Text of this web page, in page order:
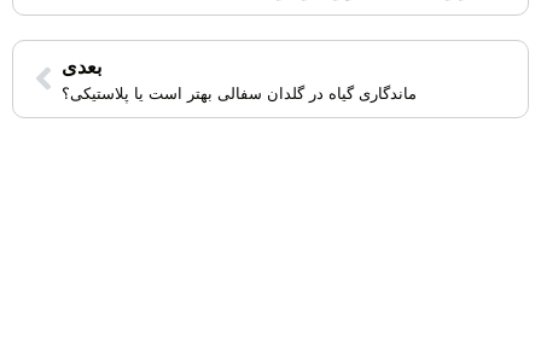
بعدی
ماندگاری گیاه در گلدان سفالی بهتر است یا پلاستیکی؟